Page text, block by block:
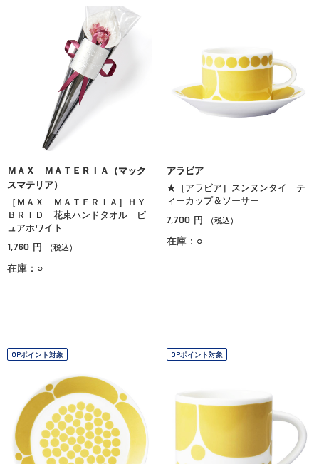
ＭＡＸ ＭＡＴＥＲＩＡ（マック
スマテリア）
［ＭＡＸ ＭＡＴＥＲＩＡ］ＨＹ
ＢＲＩＤ 花束ハンドタオル ピ
ュアホワイト
1,760 円 （税込）
在庫：○
アラビア
★［アラビア］スンヌンタイ テ
ィーカップ＆ソーサー
7,700 円 （税込）
在庫：○
OPポイント対象 OPポイント対象